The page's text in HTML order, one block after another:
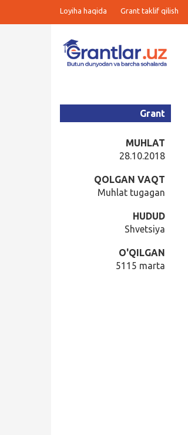
Loyiha haqida Grant taklif qilish
Grant
MUHLAT
28.10.2018
QOLGAN VAQT
Muhlat tugagan
HUDUD
Shvetsiya
O'QILGAN
5115 marta